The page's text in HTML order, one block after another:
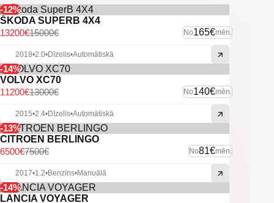
Lukturu mazgātāji
Miglas lukturi
Vieglmetāla diski
Sakabes āķis
Citas ekstras
-12%
ŠKODA SUPERB 4X4
No165€mēn.
15000€
13200€
2018•2.0•Dīzelis•Automātiskā
-14%
VOLVO XC70
No140€mēn.
13000€
11200€
2015•2.4•Dīzelis•Automātiskā
-13%
CITROEN BERLINGO
No81€mēn.
7500€
6500€
2017•1.2•Benzīns•Manuālā
-14%
LANCIA VOYAGER